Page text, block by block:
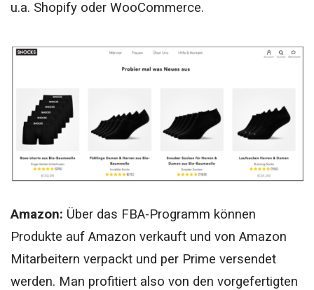
u.a. Shopify oder WooCommerce.
Amazon: Über das FBA-Programm können
Produkte auf Amazon verkauft und von Amazon
Mitarbeitern verpackt und per Prime versendet
werden. Man profitiert also von den vorgefertigten